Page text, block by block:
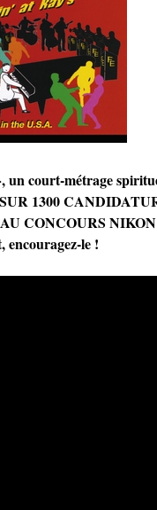
un court-métrage
SUR 1300
CONCOURS NIKON
encouragez-le !